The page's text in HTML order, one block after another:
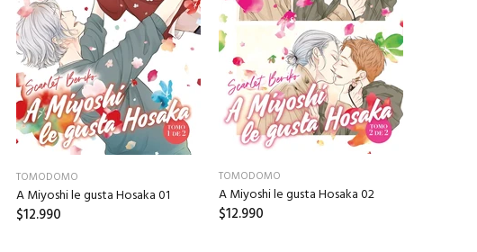
TOMODOMO
A Miyoshi le gusta Hosaka 01
$12.990
TOMODOMO
A Miyoshi le gusta Hosaka 02
$12.990